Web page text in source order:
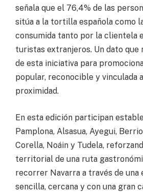
señala que el 76,4% de las
sitúa a la tortilla española como
consumida tanto por la clientela
turistas extranjeros. Un dato que
de esta iniciativa para
popular, reconocible y vinculada
proximidad.
En esta edición participan
Pamplona, Alsasua, Ayegui,
Corella, Noáin y Tudela,
territorial de una ruta
recorrer Navarra a través de una
sencilla, cercana y con una gran